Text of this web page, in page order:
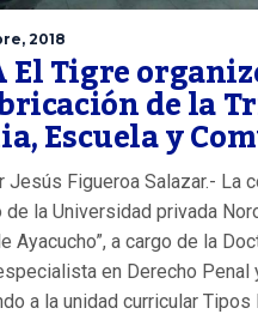
2018
El Tigre
de la
Escuela y
Jesús Figueroa Salazar.- La
la Universidad privada
Ayacucho”, a cargo de la
en Derecho Penal
a la unidad curricular